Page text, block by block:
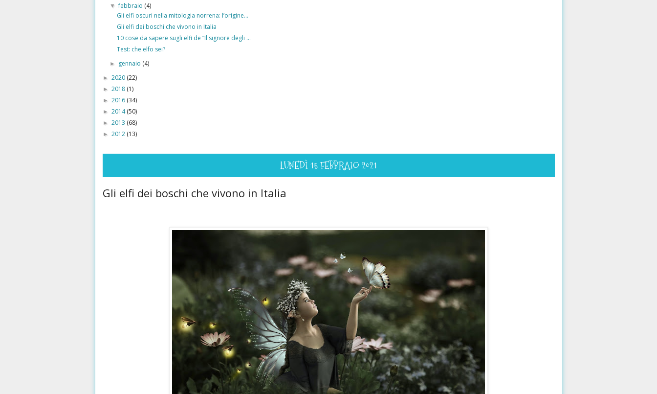
▼febbraio (4)
Gli elfi oscuri nella mitologia norrena: l’origine...
Gli elfi dei boschi che vivono in Italia
10 cose da sapere sugli elfi de “Il signore degli ...
Test: che elfo sei?
► gennaio (4)
► 2020 (22)
► 2018 (1)
► 2016 (34)
► 2014(50)
► 2013 (68)
► 2012 (13)
LUNEDÌ 15 FEBBRAIO 2021
Gli elfi dei boschi che vivono in Italia